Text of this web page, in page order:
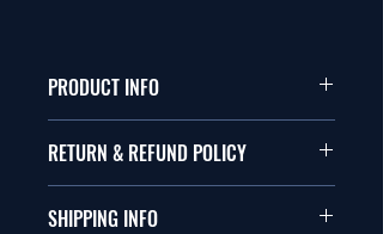
PRODUCT INFO
本品は1/10サイズのラジオコント
This items fit in with 1/10 sizes of
RETURN & REFUND POLICY
商品に明らかな欠陥がないかぎり
SHIPPING INFO